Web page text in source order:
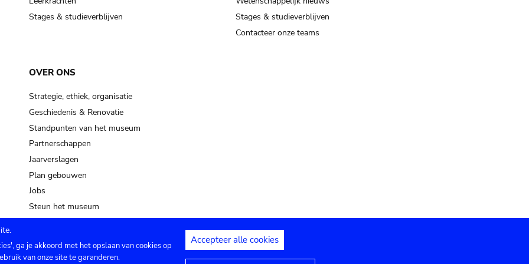
Stages & studieverblijven
Stages & studieverblijven
Contacteer onze teams
OVER ONS
Strategie, ethiek, organisatie
Geschiedenis & Renovatie
Standpunten van het museum
Partnerschappen
Jaarverslagen
Plan gebouwen
Jobs
Steun het museum
Privacy instellingen Juridische mededelingen
ga je akkoord met het opslaan van cookies op
van onze site te garanderen.
Accepteer alle cookies